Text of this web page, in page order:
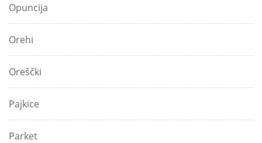
Opuncija
Orehi
Oreščki
Pajkice
Parket